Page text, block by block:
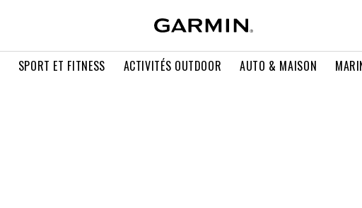
SPORT ET FITNESS ACTIVITÉS OUTDOOR AUTO & MAISON